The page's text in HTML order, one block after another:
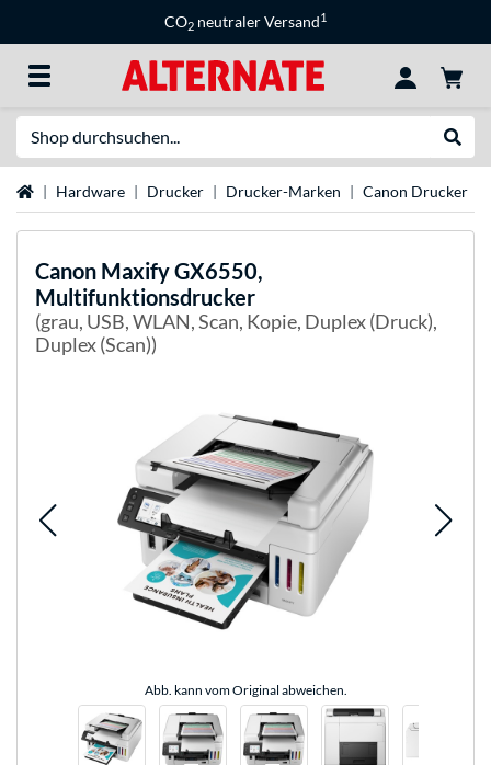
CO2 neutraler Versand1
StartseiteHardware Drucker Drucker-Marken Canon Drucker
Canon Maxify GX6550,
Multifunktionsdrucker
(grau, USB, WLAN, Scan, Kopie, Duplex (Druck),
Duplex (Scan))
Abb. kann vom Original abweichen.